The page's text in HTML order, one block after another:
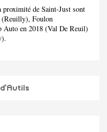
proximité de Saint-Just sont
Foulon
Auto en 2018 (Val De Reuil)